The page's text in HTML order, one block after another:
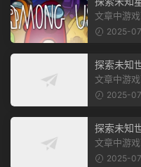
本
文章中游戏下载地址
有个图片
2025-
探索未知
飞升》
文章中游戏下载地址
《方舟：
2025-
探索未知
plete
文章中游戏下载地址
游戏资源
2025-